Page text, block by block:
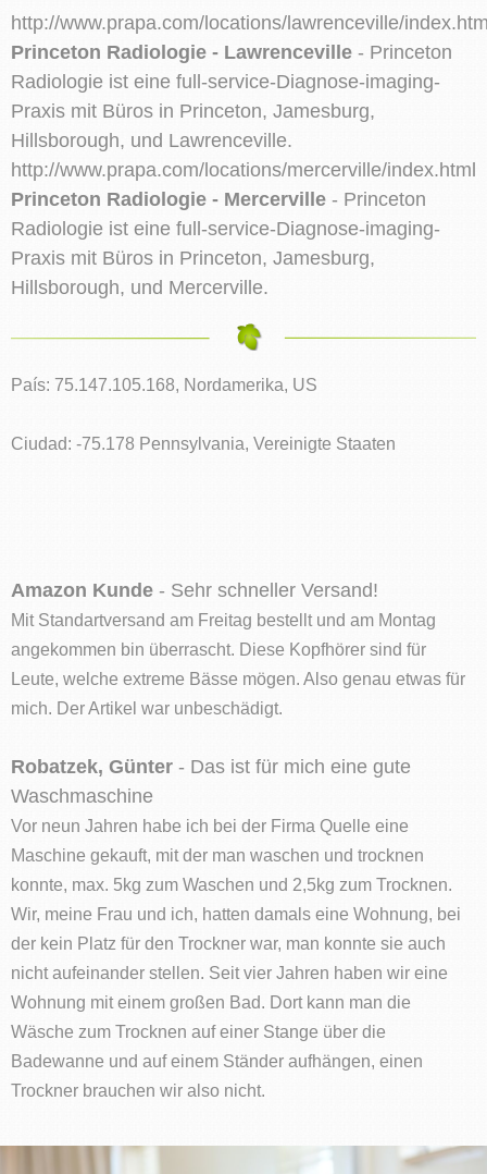
http://www.prapa.com/locations/lawrenceville/
Princeton Radiologie - Lawrenceville - Princeton
Radiologie ist eine full-service-Diagnose-imaging-
Praxis mit Büros in Princeton, Jamesburg,
Hillsborough, und Lawrenceville.
http://www.prapa.com/locations/mercerville/index.html
Princeton Radiologie - Mercerville - Princeton
Radiologie ist eine full-service-Diagnose-imaging-
Praxis mit Büros in Princeton, Jamesburg,
Hillsborough, und Mercerville.
País: 75.147.105.168, Nordamerika, US
Ciudad: -75.178 Pennsylvania, Vereinigte Staaten
Amazon Kunde - Sehr schneller Versand!
Mit Standartversand am Freitag bestellt und am Montag
angekommen bin überrascht. Diese Kopfhörer sind für
Leute, welche extreme Bässe mögen. Also genau etwas für
mich. Der Artikel war unbeschädigt.
Robatzek, Günter - Das ist für mich eine gute
Waschmaschine
Vor neun Jahren habe ich bei der Firma Quelle eine
Maschine gekauft, mit der man waschen und trocknen
konnte, max. 5kg zum Waschen und 2,5kg zum Trocknen.
Wir, meine Frau und ich, hatten damals eine Wohnung, bei
der kein Platz für den Trockner war, man konnte sie auch
nicht aufeinander stellen. Seit vier Jahren haben wir eine
Wohnung mit einem großen Bad. Dort kann man die
Wäsche zum Trocknen auf einer Stange über die
Badewanne und auf einem Ständer aufhängen, einen
Trockner brauchen wir also nicht.